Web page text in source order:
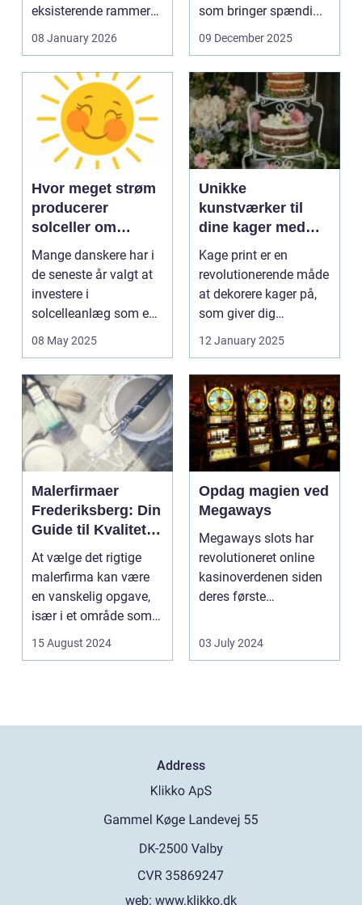
eksisterende rammer
og glas med ...
08 January 2026
som bringer spændi...
09 December 2025
Hvor meget strøm
producerer
solceller om
vinteren?
Mange danskere har i
de seneste år valgt at
investere i
solcelleanlæg som en
bæred...
08 May 2025
Unikke
kunstværker til
dine kager med
kage print
Kage print er en
revolutionerende måde
at dekorere kager på,
som giver dig
mulighed for ...
12 January 2025
Malerfirmaer
Frederiksberg: Din
Guide til Kvalitet
og Service
At vælge det rigtige
malerfirma kan være
en vanskelig opgave,
især i et område som
Frederiksberg, hv...
15 August 2024
Opdag magien ved
Megaways
Megaways slots har
revolutioneret online
kasinoverdenen siden
deres første
spillea...
03 July 2024
Address
web: www.klikko.dk